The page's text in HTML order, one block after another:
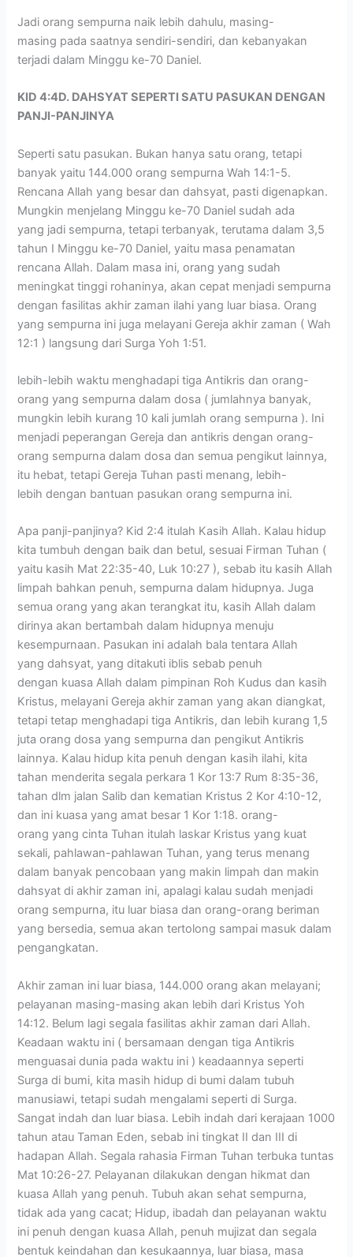
Jadi orang sempurna naik lebih dahulu, masing-
masing pada saatnya sendiri-sendiri, dan kebanyakan
terjadi dalam Minggu ke-70 Daniel.
KID 4:4D. DAHSYAT SEPERTI SATU PASUKAN DENGAN
PANJI-PANJINYA
Seperti satu pasukan. Bukan hanya satu orang, tetapi
banyak yaitu 144.000 orang sempurna Wah 14:1-5.
Rencana Allah yang besar dan dahsyat, pasti digenapkan.
Mungkin menjelang Minggu ke-70 Daniel sudah ada
yang jadi sempurna, tetapi terbanyak, terutama dalam 3,5
tahun I Minggu ke-70 Daniel, yaitu masa penamatan
rencana Allah. Dalam masa ini, orang yang sudah
meningkat tinggi rohaninya, akan cepat menjadi sempurna
dengan fasilitas akhir zaman ilahi yang luar biasa. Orang
yang sempurna ini juga melayani Gereja akhir zaman ( Wah
12:1 ) langsung dari Surga Yoh 1:51.
lebih-lebih waktu menghadapi tiga Antikris dan orang-
orang yang sempurna dalam dosa ( jumlahnya banyak,
mungkin lebih kurang 10 kali jumlah orang sempurna ). Ini
menjadi peperangan Gereja dan antikris dengan orang-
orang sempurna dalam dosa dan semua pengikut lainnya,
itu hebat, tetapi Gereja Tuhan pasti menang, lebih-
lebih dengan bantuan pasukan orang sempurna ini.
Apa panji-panjinya? Kid 2:4 itulah Kasih Allah. Kalau hidup
kita tumbuh dengan baik dan betul, sesuai Firman Tuhan (
yaitu kasih Mat 22:35-40, Luk 10:27 ), sebab itu kasih Allah
limpah bahkan penuh, sempurna dalam hidupnya. Juga
semua orang yang akan terangkat itu, kasih Allah dalam
dirinya akan bertambah dalam hidupnya menuju
kesempurnaan. Pasukan ini adalah bala tentara Allah
yang dahsyat, yang ditakuti iblis sebab penuh
dengan kuasa Allah dalam pimpinan Roh Kudus dan kasih
Kristus, melayani Gereja akhir zaman yang akan diangkat,
tetapi tetap menghadapi tiga Antikris, dan lebih kurang 1,5
juta orang dosa yang sempurna dan pengikut Antikris
lainnya. Kalau hidup kita penuh dengan kasih ilahi, kita
tahan menderita segala perkara 1 Kor 13:7 Rum 8:35-36,
tahan dlm jalan Salib dan kematian Kristus 2 Kor 4:10-12,
dan ini kuasa yang amat besar 1 Kor 1:18. orang-
orang yang cinta Tuhan itulah laskar Kristus yang kuat
sekali, pahlawan-pahlawan Tuhan, yang terus menang
dalam banyak pencobaan yang makin limpah dan makin
dahsyat di akhir zaman ini, apalagi kalau sudah menjadi
orang sempurna, itu luar biasa dan orang-orang beriman
yang bersedia, semua akan tertolong sampai masuk dalam
pengangkatan.
Akhir zaman ini luar biasa, 144.000 orang akan melayani;
pelayanan masing-masing akan lebih dari Kristus Yoh
14:12. Belum lagi segala fasilitas akhir zaman dari Allah.
Keadaan waktu ini ( bersamaan dengan tiga Antikris
menguasai dunia pada waktu ini ) keadaannya seperti
Surga di bumi, kita masih hidup di bumi dalam tubuh
manusiawi, tetapi sudah mengalami seperti di Surga.
Sangat indah dan luar biasa. Lebih indah dari kerajaan 1000
tahun atau Taman Eden, sebab ini tingkat II dan III di
hadapan Allah. Segala rahasia Firman Tuhan terbuka tuntas
Mat 10:26-27. Pelayanan dilakukan dengan hikmat dan
kuasa Allah yang penuh. Tubuh akan sehat sempurna,
tidak ada yang cacat; Hidup, ibadah dan pelayanan waktu
ini penuh dengan kuasa Allah, penuh mujizat dan segala
bentuk keindahan dan kesukaannya, luar biasa, masa